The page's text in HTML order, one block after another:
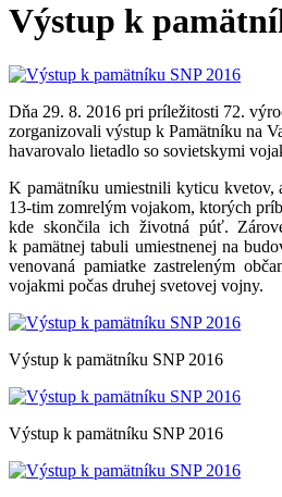
Výstup k
Dňa 29. 8. 2016 pri príležitosti 72.
zorganizovali výstup k Pamätníku na
havarovalo lietadlo so sovietskymi
K pamätníku umiestnili kyticu kvetov,
13-tim zomrelým vojakom, ktorých
kde skončila ich životná púť.
k pamätnej tabuli umiestnenej na
venovaná pamiatke zastreleným
vojakmi počas druhej svetovej vojny.
Výstup k pamätníku SNP 2016
Výstup k pamätníku SNP 2016